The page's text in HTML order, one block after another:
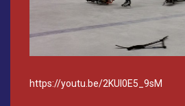
https://youtu.be/2KUl0E5_9sM